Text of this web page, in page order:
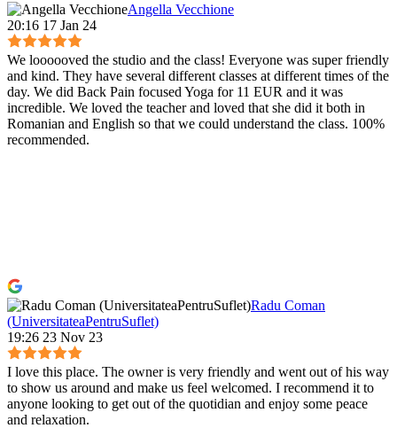
Angella Vecchione
20:16 17 Jan 24
We loooooved the studio and the class! Everyone was super friendly
and kind. They have several different classes at different times of the
day. We did Back Pain focused Yoga for 11 EUR and it was
incredible. We loved the teacher and loved that she did it both in
Romanian and English so that we could understand the class. 100%
recommended.
Radu Coman
(UniversitateaPentruSuflet)
19:26 23 Nov 23
I love this place. The owner is very friendly and went out of his way
to show us around and make us feel welcomed. I recommend it to
anyone looking to get out of the quotidian and enjoy some peace
and relaxation.